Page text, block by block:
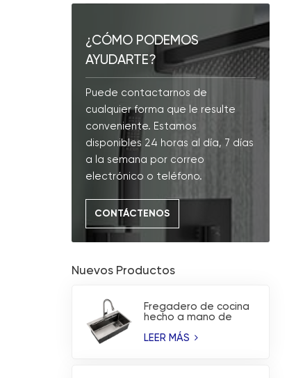
¿CÓMO PODEMOS
AYUDARTE?
Puede contactarnos de
cualquier forma que le resulte
conveniente. Estamos
disponibles 24 horas al día, 7 días
a la semana por correo
electrónico o teléfono.
CONTÁCTENOS
Nuevos Productos
Fregadero de cocina
hecho a mano de
sin revestimiento
LEER MÁS